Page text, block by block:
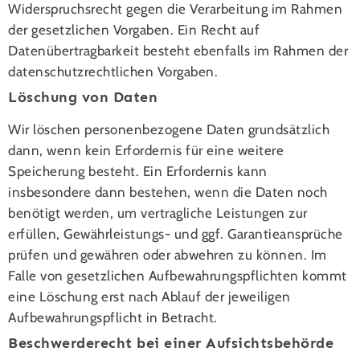
Widerspruchsrecht gegen die Verarbeitung im Rahmen
der gesetzlichen Vorgaben. Ein Recht auf
Datenübertragbarkeit besteht ebenfalls im Rahmen der
datenschutzrechtlichen Vorgaben.
Löschung von Daten
Wir löschen personenbezogene Daten grundsätzlich
dann, wenn kein Erfordernis für eine weitere
Speicherung besteht. Ein Erfordernis kann
insbesondere dann bestehen, wenn die Daten noch
benötigt werden, um vertragliche Leistungen zur
erfüllen, Gewährleistungs- und ggf. Garantieansprüche
prüfen und gewähren oder abwehren zu können. Im
Falle von gesetzlichen Aufbewahrungspflichten kommt
eine Löschung erst nach Ablauf der jeweiligen
Aufbewahrungspflicht in Betracht.
Beschwerderecht bei einer Aufsichtsbehörde